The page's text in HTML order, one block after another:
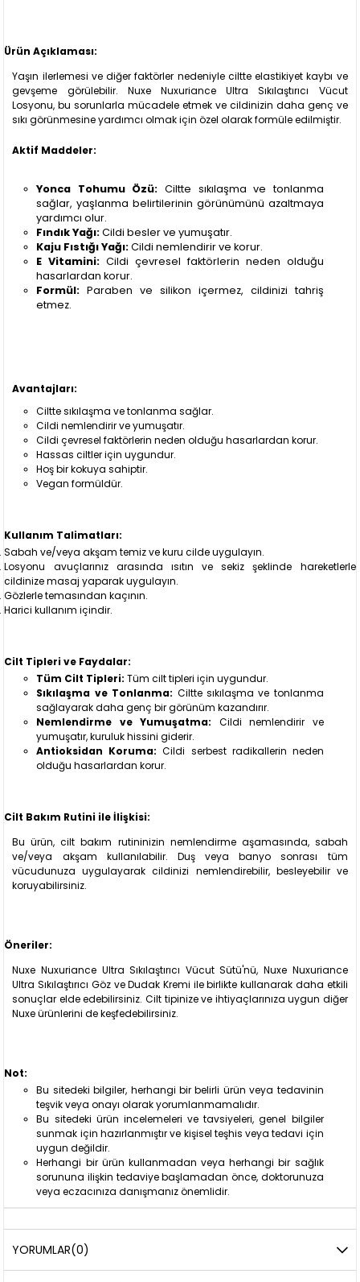
Ürün Açıklaması:
Yaşın ilerlemesi ve diğer faktörler nedeniyle ciltte elastikiyet kaybı ve
gevşeme görülebilir. Nuxe Nuxuriance Ultra Sıkılaştırıcı Vücut
Losyonu, bu sorunlarla mücadele etmek ve cildinizin daha genç ve
sıkı görünmesine yardımcı olmak için özel olarak formüle edilmiştir.
Aktif Maddeler:
Yonca Tohumu Özü: Ciltte sıkılaşma ve tonlanma
sağlar, yaşlanma belirtilerinin görünümünü azaltmaya
yardımcı olur.
Fındık Yağı:Cildi besler ve yumuşatır.
Kaju Fıstığı Yağı:Cildi nemlendirir ve korur.
E Vitamini: Cildi çevresel faktörlerin neden olduğu
hasarlardan korur.
Formül: Paraben ve silikon içermez, cildinizi tahriş
etmez.
Avantajları:
Ciltte sıkılaşma ve tonlanma sağlar.
Cildi nemlendirir ve yumuşatır.
Cildi çevresel faktörlerin neden olduğu hasarlardan korur.
Hassas ciltler için uygundur.
Hoş bir kokuya sahiptir.
Vegan formüldür.
Kullanım Talimatları:
Sabah ve/veya akşam temiz ve kuru cilde uygulayın.
Losyonu avuçlarınız arasında ısıtın ve sekiz şeklinde hareketlerle
cildinize masaj yaparak uygulayın.
Gözlerle temasından kaçının.
Harici kullanım içindir.
Cilt Tipleri ve Faydalar:
Tüm Cilt Tipleri: Tüm cilt tipleri için uygundur.
Sıkılaşma ve Tonlanma: Ciltte sıkılaşma ve tonlanma
sağlayarak daha genç bir görünüm kazandırır.
Nemlendirme ve Yumuşatma: Cildi nemlendirir ve
yumuşatır, kuruluk hissini giderir.
Antioksidan Koruma: Cildi serbest radikallerin neden
olduğu hasarlardan korur.
Cilt Bakım Rutini ile İlişkisi:
Bu ürün, cilt bakım rutininizin nemlendirme aşamasında, sabah
ve/veya akşam kullanılabilir. Duş veya banyo sonrası tüm
vücudunuza uygulayarak cildinizi nemlendirebilir, besleyebilir ve
koruyabilirsiniz.
Öneriler:
Nuxe Nuxuriance Ultra Sıkılaştırıcı Vücut Sütü'nü, Nuxe Nuxuriance
Ultra Sıkılaştırıcı Göz ve Dudak Kremi ile birlikte kullanarak daha etkili
sonuçlar elde edebilirsiniz. Cilt tipinize ve ihtiyaçlarınıza uygun diğer
Nuxe ürünlerini de keşfedebilirsiniz.
Not:
Bu sitedeki bilgiler, herhangi bir belirli ürün veya tedavinin
teşvik veya onayı olarak yorumlanmamalıdır.
Bu sitedeki ürün incelemeleri ve tavsiyeleri, genel bilgiler
sunmak için hazırlanmıştır ve kişisel teşhis veya tedavi için
uygun değildir.
Herhangi bir ürün kullanmadan veya herhangi bir sağlık
sorununa ilişkin tedaviye başlamadan önce, doktorunuza
veya eczacınıza danışmanız önemlidir.
YORUMLAR(0)